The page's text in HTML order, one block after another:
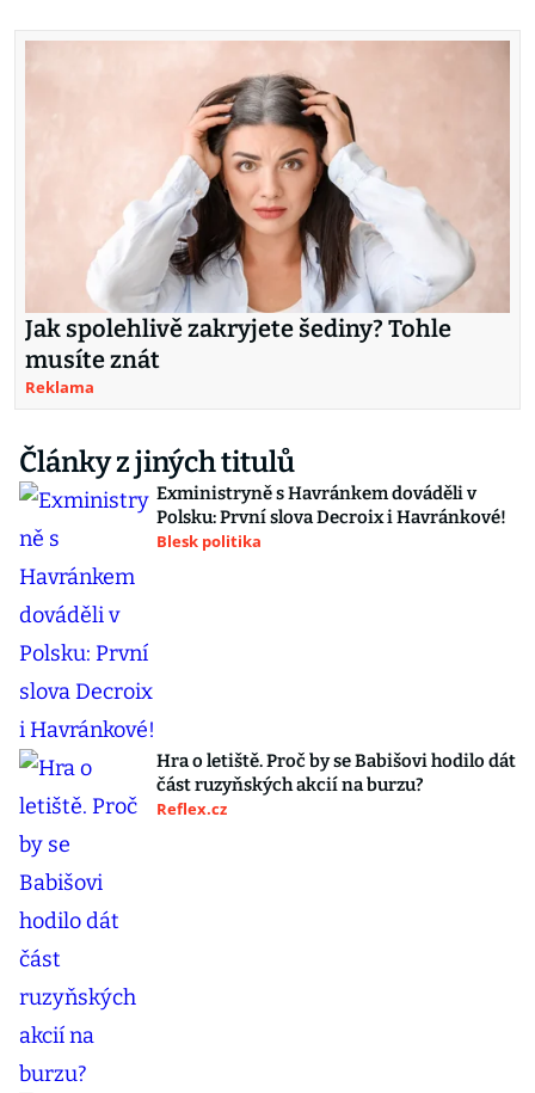
Jak spolehlivě zakryjete šediny? Tohle
musíte znát
Reklama
Články z jiných titulů
Exministryně s Havránkem dováděli v
Polsku: První slova Decroix i Havránkové!
Blesk politika
Hra o letiště. Proč by se Babišovi hodilo dát
část ruzyňských akcií na burzu?
Reflex.cz